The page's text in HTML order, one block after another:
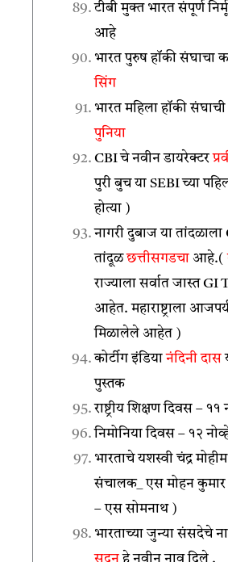
टीबी मुक्त भारत संपूर्ण
आहे
भारत पुरुष हॉकी संघाचा
सिंग
भारत महिला हॉकी संघाची
पुनिया
CBI चे नवीन डायरेक्टर
पुरी बुच या SEBI च्या
होत्या )
नागरी दुबाज या
तांदूळछत्तीसगडचा आहे.(
राज्याला सर्वात जास्त GI
आहेत. महाराष्ट्राला
मिळालेले आहेत )
कोर्टीग इंडियानंदिनी दास
पुस्तक
राष्ट्रीय शिक्षण दिवस – ११
निमोनिया दिवस – १२
भारताचे यशस्वी चंद्र
संचालक_ एस मोहन कुमार
– एस सोमनाथ )
भारताच्या जुन्या संसदेचे
सदनहे नवीन नाव दिले .